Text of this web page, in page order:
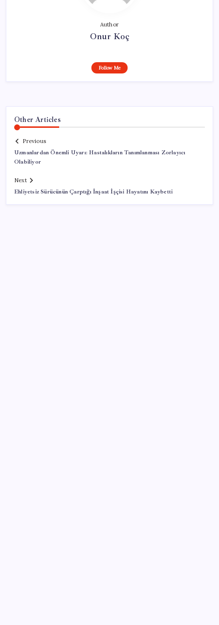
Author
Onur Koç
Follow Me
Other Articles
Previous
Uzmanlardan Önemli Uyarı: Hastalıkların Tanımlanması Zorlayıcı
Olabiliyor
Next
Ehliyetsiz Sürücünün Çarptığı İnşaat İşçisi Hayatını Kaybetti